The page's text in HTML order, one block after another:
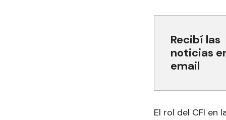
Recibí las
noticias
email
El rol del CFI en